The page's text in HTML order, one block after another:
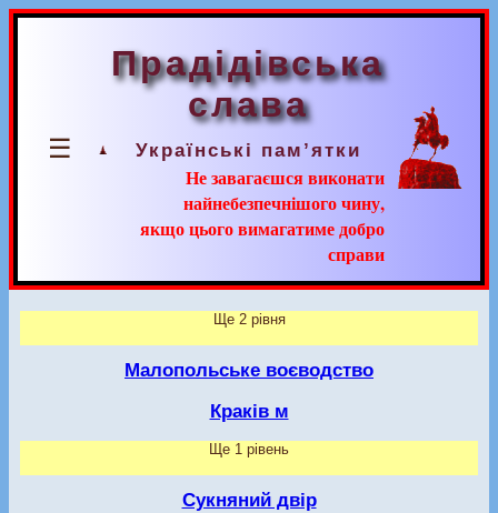
☰
Прадідівська
слава
Українські пам’ятки
Не завагаєшся виконати
найнебезпечнішого чину,
якщо цього вимагатиме добро
справи
Ще 2 рівня
Малопольське воєводство
Краків м
Ще 1 рівень
Сукняний двір